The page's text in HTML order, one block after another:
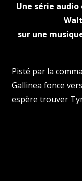
Une série
sur une
Pisté par la
Gallinea fonce
espère trouver